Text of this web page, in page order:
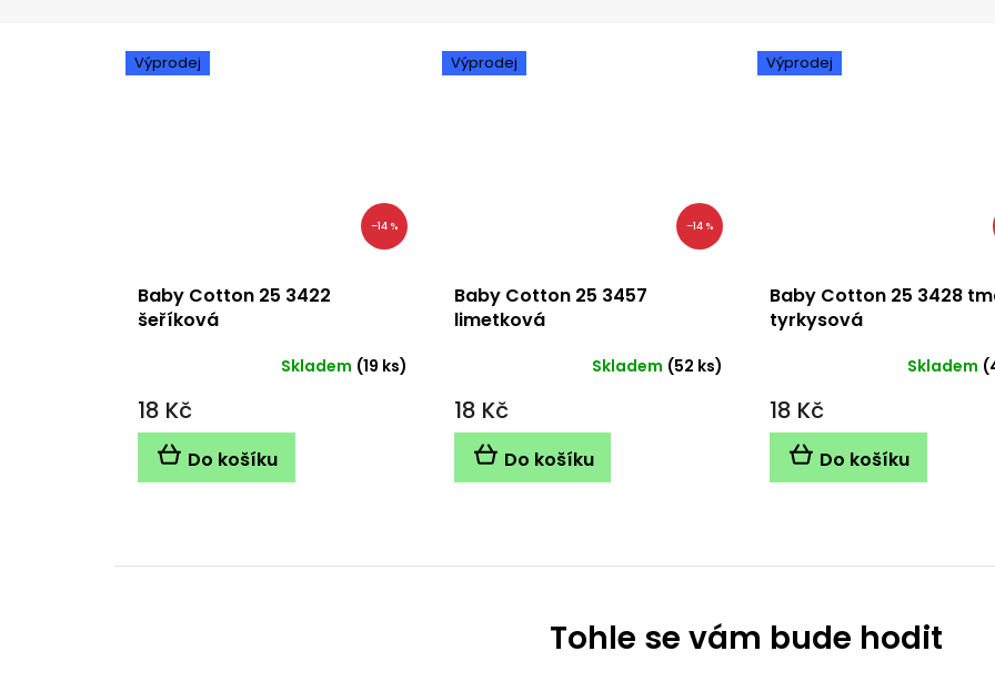
Výprodej
–14 %
Baby Cotton 25 3422
šeříková
Skladem (19 ks)
18 Kč
Do košíku
Výprodej
–14 %
Baby Cotton 25 3457
limetková
Skladem (52 ks)
18 Kč
Do košíku
Výprodej
Baby Cotton 25 3428
tyrkysová
Skladem
18 Kč
Do košíku